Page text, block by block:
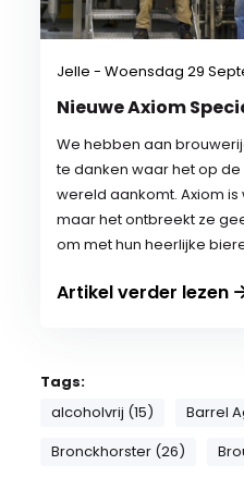
Jelle - Woensdag 29
Nieuwe Axiom
We hebben aan
te danken waar het op
wereld aankomt. Axiom
maar het ontbreekt ze
om met hun heerlijke
Artikel verder lezen
Tags:
alcoholvrij (15)
Barrel
Bronckhorster (26)